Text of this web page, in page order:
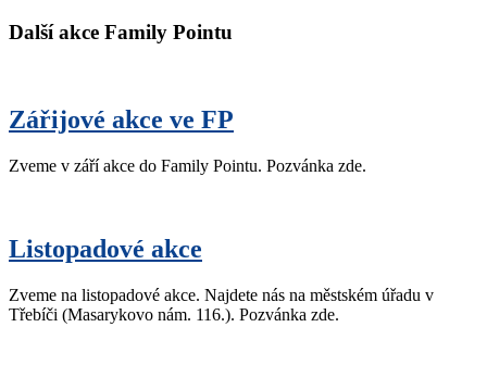
Další akce Family Pointu
Zářijové akce ve FP
Zveme v září akce do Family Pointu. Pozvánka zde.
Listopadové akce
Zveme na listopadové akce. Najdete nás na městském úřadu v
Třebíči (Masarykovo nám. 116.). Pozvánka zde.